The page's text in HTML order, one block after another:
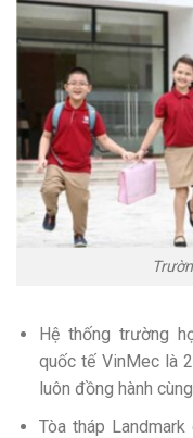
Hệ thống trường
quốc tế VinMec là
luôn đồng hành
Tòa tháp